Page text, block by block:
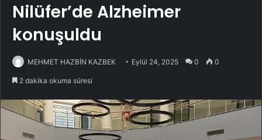
Nilüfer’de Alzheimer
konuşuldu
MEHMET HAZBİN KAZBEK Eylül 24, 2025 0 0
2 dakika okuma süresi